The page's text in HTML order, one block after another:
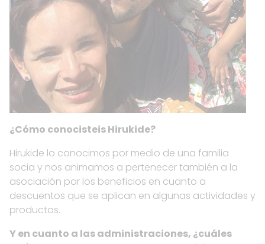
¿Cómo conocisteis Hirukide?
Hirukide lo conocimos por medio de una familia
socia y nos animamos a pertenecer también a la
asociación por los beneficios en cuanto a
descuentos que se aplican en algunas actividades y
productos.
Y en cuanto a las administraciones, ¿cuáles